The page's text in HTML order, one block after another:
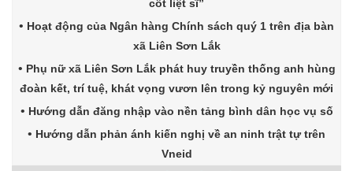
cốt liệt sĩ”
Hoạt động của Ngân hàng Chính sách quý 1 trên địa bàn
xã Liên Sơn Lắk
Phụ nữ xã Liên Sơn Lắk phát huy truyền thống anh hùng
đoàn kết, trí tuệ, khát vọng vươn lên trong kỷ nguyên mới
Hướng dẫn đăng nhập vào nền tảng bình dân học vụ số
Hướng dẫn phản ánh kiến nghị về an ninh trật tự trên
Vneid